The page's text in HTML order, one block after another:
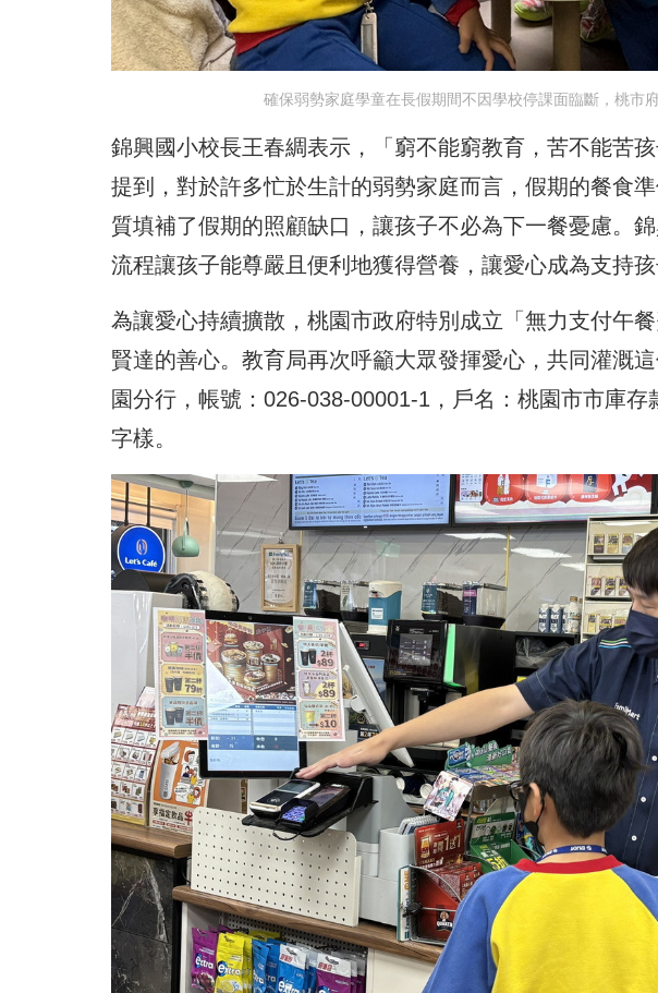
確保弱勢家庭學童在長假期間不因學校停課面臨斷，桃市
錦興國小校長王春綢表示，「窮不能窮教育，苦不能苦
提到，對於許多忙於生計的弱勢家庭而言，假期的餐食
質填補了假期的照顧缺口，讓孩子不必為下一餐憂慮。
流程讓孩子能尊嚴且便利地獲得營養，讓愛心成為支持孩
為讓愛心持續擴散，桃園市政府特別成立「無力支付午
賢達的善心。教育局再次呼籲大眾發揮愛心，共同灌溉
園分行，帳號：026-038-00001-1，戶名：桃園市市庫存
字樣。